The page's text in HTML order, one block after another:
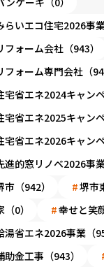
らいエコ住宅2026事業
フォーム会社（943）
フォーム専門会社（
宅省エネ2024キャン
宅省エネ2025キャン
宅省エネ2026キャン
進的窓リノベ2026事業
市（942）
堺市
（0）
幸せと笑
湯省エネ2026事業（95
助金工事（943）